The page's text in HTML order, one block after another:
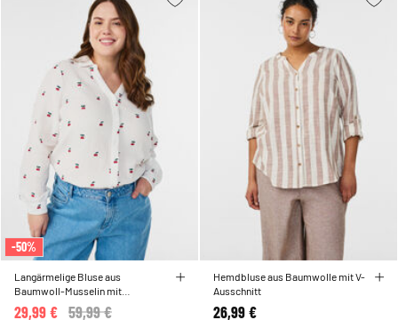
-50%
Langärmelige Bluse aus
Baumwoll-Musselin mit
bestickten MotivenPrice reduced from
59,99 €
29,99 €
Hemdbluse aus Baumwolle mit V-
Ausschnitt
26,99 €